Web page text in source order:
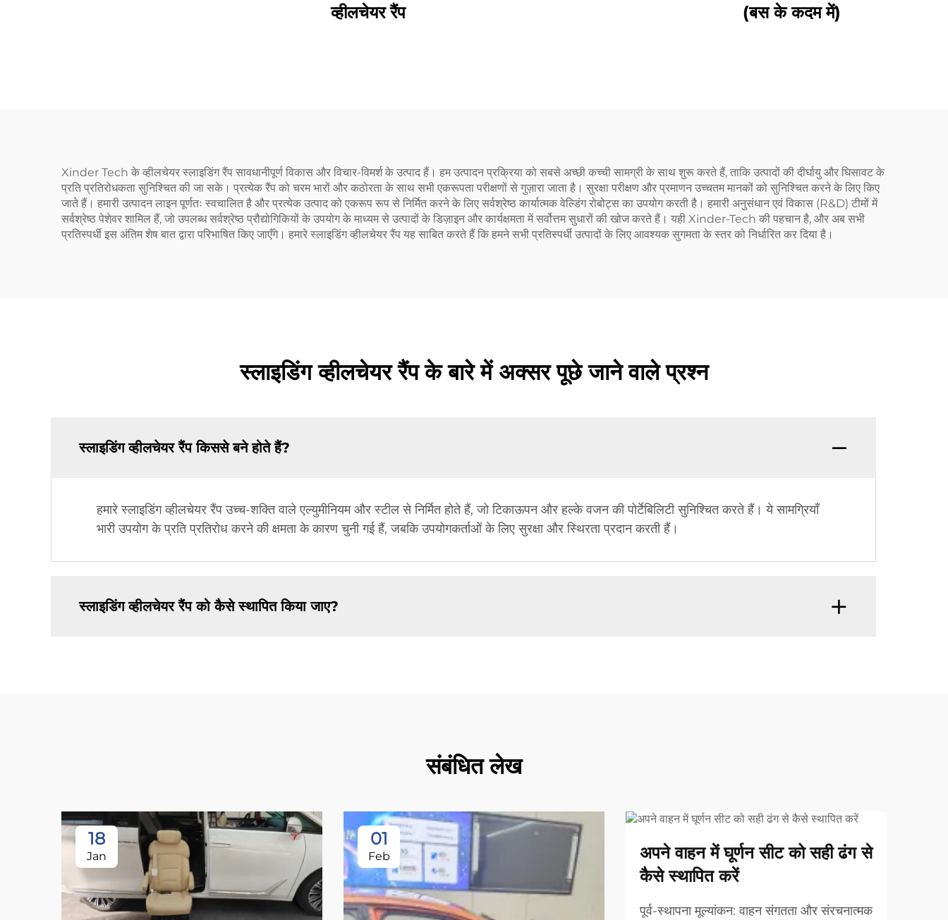
व्हीलचेयर रैंप
(बस के कदम में)
Xinder Tech के व्हीलचेयर स्लाइडिंग रैंप सावधानीपूर्ण विकास और विचार-विमर्श के उत्पाद हैं। हम उत्पादन प्रक्रिया को सबसे अच्छी कच्ची सामग्री के साथ शुरू करते हैं, ताकि उत्पादों की दीर्घायु और घिसावट के
प्रति प्रतिरोधकता सुनिश्चित की जा सके। प्रत्येक रैंप को चरम भारों और कठोरता के साथ सभी एकरूपता परीक्षणों से गुज़ारा जाता है। सुरक्षा परीक्षण और प्रमाणन उच्चतम मानकों को सुनिश्चित करने के लिए किए
जाते हैं। हमारी उत्पादन लाइन पूर्णतः स्वचालित है और प्रत्येक उत्पाद को एकरूप रूप से निर्मित करने के लिए सर्वश्रेष्ठ कार्यात्मक वेल्डिंग रोबोट्स का उपयोग करती है। हमारी अनुसंधान एवं विकास (R&D) टीमों में
सर्वश्रेष्ठ पेशेवर शामिल हैं, जो उपलब्ध सर्वश्रेष्ठ प्रौद्योगिकियों के उपयोग के माध्यम से उत्पादों के डिज़ाइन और कार्यक्षमता में सर्वोत्तम सुधारों की खोज करते हैं। यही Xinder-Tech की पहचान है, और अब सभी
प्रतिस्पर्धी इस अंतिम शेष बात द्वारा परिभाषित किए जाएँगे। हमारे स्लाइडिंग व्हीलचेयर रैंप यह साबित करते हैं कि हमने सभी प्रतिस्पर्धी उत्पादों के लिए आवश्यक सुगमता के स्तर को निर्धारित कर दिया है।
स्लाइडिंग व्हीलचेयर रैंप के बारे में अक्सर पूछे जाने वाले प्रश्न
स्लाइडिंग व्हीलचेयर रैंप किससे बने होते हैं?
हमारे स्लाइडिंग व्हीलचेयर रैंप उच्च-शक्ति वाले एल्युमीनियम और स्टील से निर्मित होते हैं, जो टिकाऊपन और हल्के वजन की पोर्टेबिलिटी सुनिश्चित करते हैं। ये सामग्रियाँ
भारी उपयोग के प्रति प्रतिरोध करने की क्षमता के कारण चुनी गई हैं, जबकि उपयोगकर्ताओं के लिए सुरक्षा और स्थिरता प्रदान करती हैं।
स्लाइडिंग व्हीलचेयर रैंप को कैसे स्थापित किया जाए?
संबंधित लेख
18
Jan
01
Feb
27
Feb
अपने वाहन में घूर्णन सीट को सही ढंग से
कैसे स्थापित करें
पूर्व-स्थापना मूल्यांकन: वाहन संगतता और संरचनात्मक